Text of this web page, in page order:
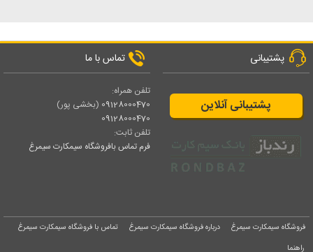
پشتیبانی
پشتیبانی آنلاین
تماس با ما
تلفن همراه:
09128000470 (بخشی پور)
09128000470
تلفن ثابت:
فرم تماس بافروشگاه سیمکارت سیمرغ
فروشگاه سیمکارت سیمرغ درباره فروشگاه سیمکارت سیمرغ
تماس با فروشگاه سیمکارت سیمرغ
راهنما